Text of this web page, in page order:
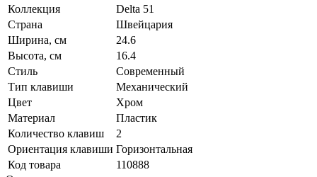
Коллекция
Delta 51
Страна
Швейцария
Ширина, см
24.6
Высота, см
16.4
Стиль
Современный
Тип клавиши
Механический
Цвет
Хром
Материал
Пластик
Количество клавиш
2
Ориентация клавиши Горизонтальная
Код товара
110888